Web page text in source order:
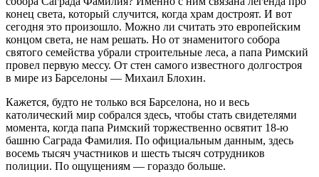
конец света, который случится, когда храм достроят. И вот
сегодня это произошло. Можно ли считать это европейским
концом света, не нам решать. Но от знаменитого собора
святого семейства убрали строительные леса, а папа Римский
провел первую мессу. От стен самого известного долгостроя
в мире из Барселоны — Михаил Блохин.
Кажется, будто не только вся Барселона, но и весь
католический мир собрался здесь, чтобы стать свидетелями
момента, когда папа Римский торжественно освятит 18-ю
башню Саграда Фамилия. По официальным данным, здесь
восемь тысяч участников и шесть тысяч сотрудников
полиции. По ощущениям — гораздо больше.